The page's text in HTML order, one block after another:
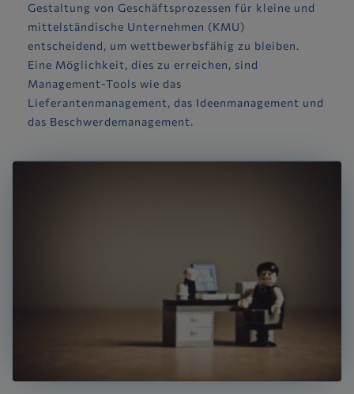
Gestaltung von Geschäftsprozessen für kleine und
mittelständische Unternehmen (KMU)
entscheidend, um wettbewerbsfähig zu bleiben.
Eine Möglichkeit, dies zu erreichen, sind
Management-Tools wie das
Lieferantenmanagement, das Ideenmanagement und
das Beschwerdemanagement.